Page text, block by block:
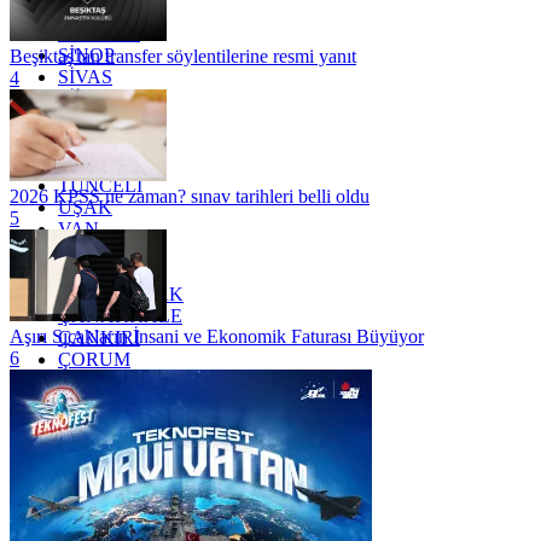
SAKARYA
SİNOP
SİVAS
SİİRT
TEKİRDAĞ
TOKAT
TRABZON
TUNCELİ
UŞAK
VAN
YALOVA
YOZGAT
ZONGULDAK
ÇANAKKALE
ÇANKIRI
ÇORUM
İSTANBUL
İZMİR
ŞANLIURFA
ŞIRNAK
Beşiktaş'tan transfer söylentilerine resmi yanıt
4
2026 KPSS ne zaman? sınav tarihleri belli oldu
5
Aşırı Sıcakların İnsani ve Ekonomik Faturası Büyüyor
6